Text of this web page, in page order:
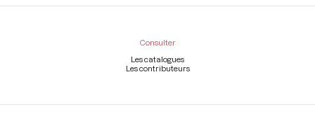
Consulter
Les catalogues
Les contributeurs